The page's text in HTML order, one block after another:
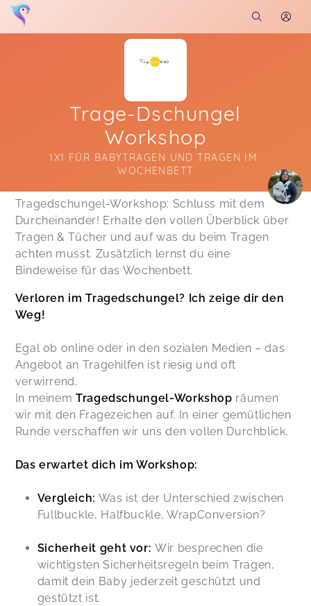
Trage-Dschungel
Workshop
1X1 FÜR BABYTRAGEN UND TRAGEN IM
WOCHENBETT
Soon you will learn more about me here...
Tragedschungel-Workshop: Schluss mit dem
Durcheinander! Erhalte den vollen Überblick über
Tragen & Tücher und auf was du beim Tragen
achten musst. Zusätzlich lernst du eine
Bindeweise für das Wochenbett.
Verloren im Tragedschungel? Ich zeige dir den
Weg!
Egal ob online oder in den sozialen Medien – das
Angebot an Tragehilfen ist riesig und oft
verwirrend.
In meinemTragedschungel-Workshop räumen
wir mit den Fragezeichen auf. In einer gemütlichen
Runde verschaffen wir uns den vollen Durchblick.
Das erwartet dich im Workshop:
Vergleich: Was ist der Unterschied zwischen
Fullbuckle, Halfbuckle, WrapConversion?
Sicherheit geht vor:Wir besprechen die
wichtigsten Sicherheitsregeln beim Tragen,
damit dein Baby jederzeit geschützt und
gestützt ist.